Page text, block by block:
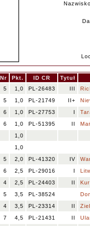
Nr Pkt. ID CR
Tytuł
5 1,0 PL-26483 III
5 1,0 PL-21749 II+
6 1,0 PL-27753 I
6 1,0 PL-51395 II
1,0
1,0
5 2,0 PL-41320 IV
6 2,5 PL-29016 I
4 2,5 PL-24403 II
5 3,5 PL-38524
4 3,5 PL-23314 II
7 4,5 PL-21431 II